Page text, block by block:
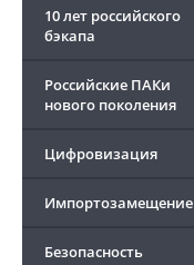
10 лет российского
бэкапа
Российские ПАКи
нового поколения
Цифровизация
Импортозамещение
Безопасность